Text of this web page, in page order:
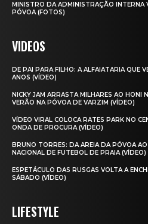
MINISTRO DA ADMINISTRAÇÃO INTERNA
PÓVOA (FOTOS)
VIDEOS
DE PAI PARA FILHO: A ALFAIATARIA QUE
ANOS (VÍDEO)
NICKY JAM ARRASTA MILHARES AO HONI
VERÃO NA PÓVOA DE VARZIM (VÍDEO)
VÍDEO VIRAL COLOCA RATES PARK NO
ONDA DE PROCURA (VÍDEO)
BRUNO TORRES: DA AREIA DA PÓVOA
NACIONAL DE FUTEBOL DE PRAIA (VÍDEO)
ESPETÁCULO DAS RUSGAS VOLTA A
SÁBADO (VÍDEO)
LIFESTYLE